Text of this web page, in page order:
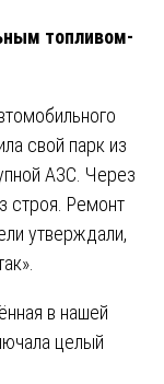
топливом-
свой парк из
АЗС. Через
строя. Ремонт
утверждали,
в нашей
целый